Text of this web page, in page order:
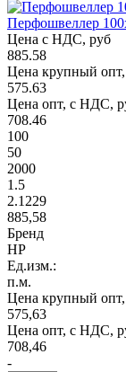
Перфошвеллер
Цена с НДС, руб
885.58
Цена крупный
575.63
Цена опт, с НДС,
708.46
100
50
2000
1.5
2.1229
885,58
Бренд
НР
Ед.изм.:
п.м.
Цена крупный
575,63
Цена опт, с НДС,
708,46
-